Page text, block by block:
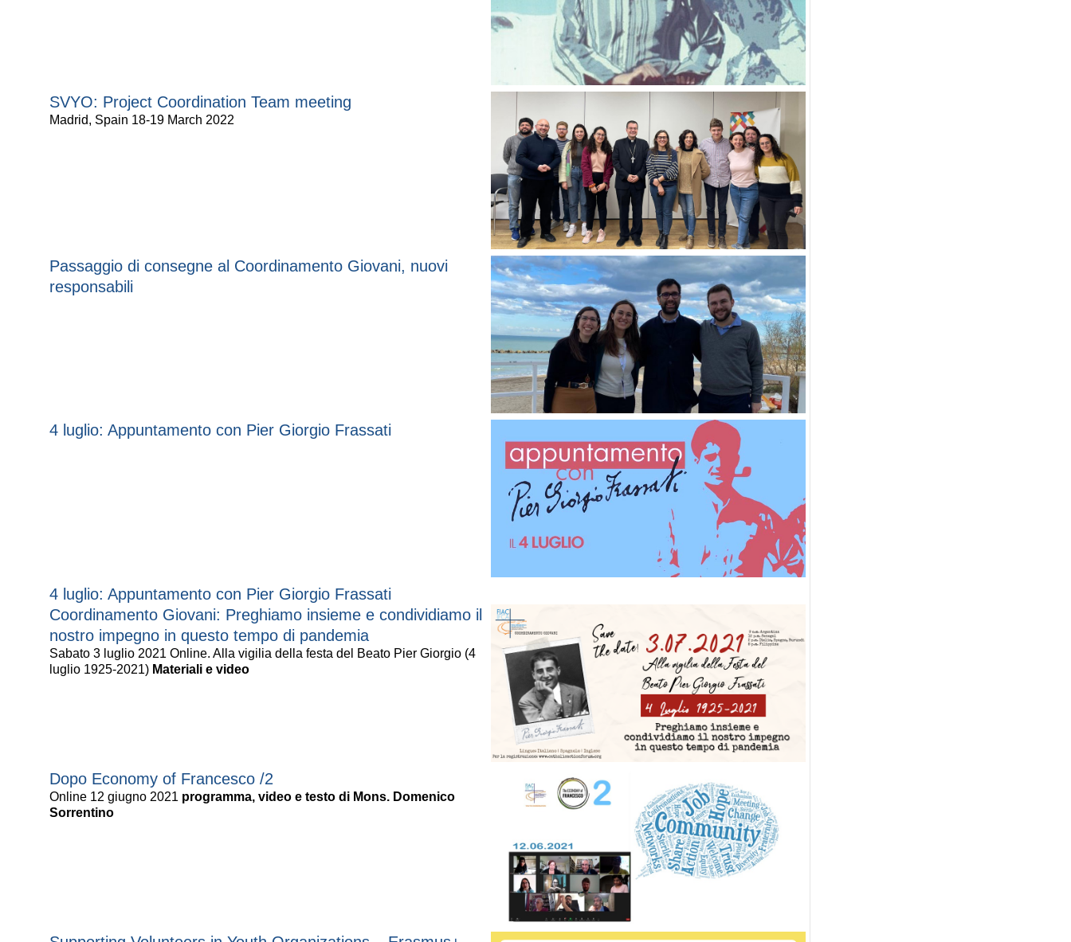
SVYO: Project Coordination Team meeting
Madrid, Spain 18-19 March 2022
Passaggio di consegne al Coordinamento Giovani, nuovi
responsabili
4 luglio: Appuntamento con Pier Giorgio Frassati
4 luglio: Appuntamento con Pier Giorgio Frassati
Coordinamento Giovani: Preghiamo insieme e condividiamo il
nostro impegno in questo tempo di pandemia
Sabato 3 luglio 2021 Online. Alla vigilia della festa del Beato Pier Giorgio (4
luglio 1925-2021) Materiali e video
Dopo Economy of Francesco /2
Online 12 giugno 2021 programma, video e testo di Mons. Domenico
Sorrentino